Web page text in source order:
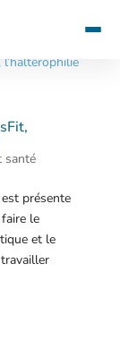
santé
présente
le
et le